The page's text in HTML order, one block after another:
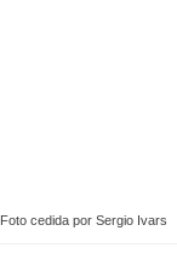
Foto cedida por Sergio Ivars